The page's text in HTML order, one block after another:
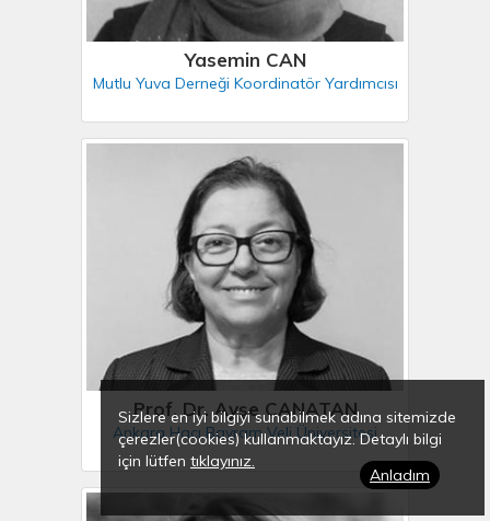
Yasemin CAN
Mutlu Yuva Derneği Koordinatör Yardımcısı
Prof. Dr. Ayşe CANATAN
Ankara Hacı Bayram Veli Üniversitesi
Sizlere en iyi bilgiyi sunabilmek adına sitemizde
çerezler(cookies) kullanmaktayız. Detaylı bilgi
için lütfen tıklayınız.
Anladım